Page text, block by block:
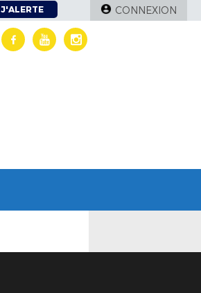
J'ALERTE CONNEXION